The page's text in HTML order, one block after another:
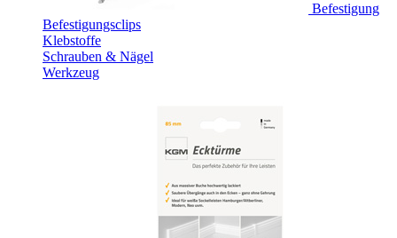
Befestigung
Befestigungsclips
Klebstoffe
Schrauben & Nägel
Werkzeug